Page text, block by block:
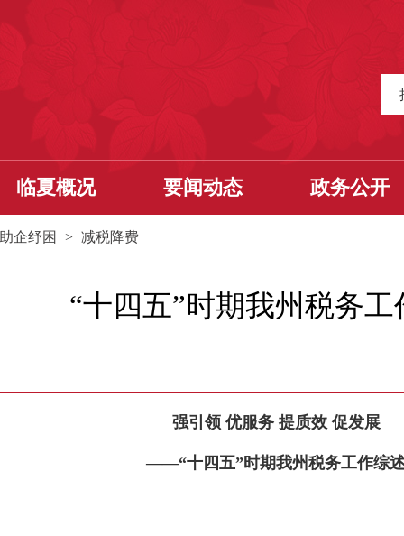
临夏概况 要闻动态 政务公开
助企纾困 > 减税降费
“十四五”时期我州税务工
强引领 优服务 提质效 促发展
——“十四五”时期我州税务工作综